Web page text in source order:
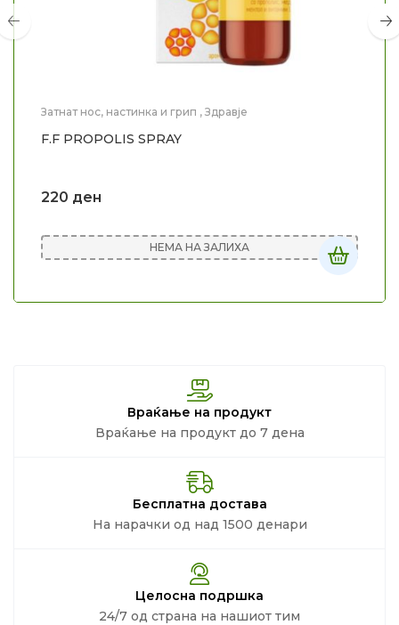
Затнат нос, настинка и грип , Здравје
F.F PROPOLIS SPRAY
220 ден
НЕМА НА ЗАЛИХА
Враќање на продукт
Враќање на продукт до 7 дена
Бесплатна достава
На нарачки од над 1500 денари
Целосна подршка
24/7 од страна на нашиот тим